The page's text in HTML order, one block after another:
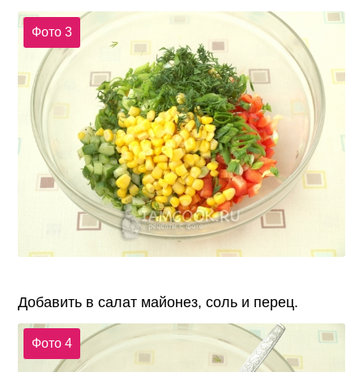
Фото 3
Добавить в салат майонез, соль и перец.
Фото 4